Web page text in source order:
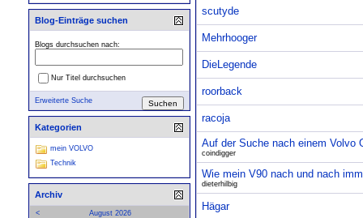
scutyde
Mehrhooger
DieLegende
roorback
racoja
Auf der Suche nach einem Volvo
coindigger
Wie mein V90 nach und nach
dieterhilbig
Hägar
Blog-Einträge suchen
Blogs durchsuchen nach:
Nur Titel durchsuchen
Erweiterte Suche
Kategorien
mein VOLVO
Technik
Archiv
<
August 2026